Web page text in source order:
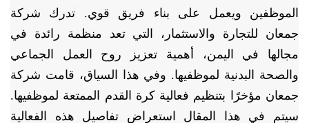
الموظفين ويعمل على بناء فريق قوي. تدرك شركة
جمعان للتجارة والاستثمار، التي تعد منظمة رائدة في
مجالها في اليمن، أهمية تعزيز روح العمل الجماعي
والصحة البدنية لموظفيها. وفي هذا السياق، قامت شركة
جمعان مؤخرًا بتنظيم فعالية كرة القدم الممتعة لموظفيها.
سيتم في هذا المقال استعراض تفاصيل هذه الفعالية